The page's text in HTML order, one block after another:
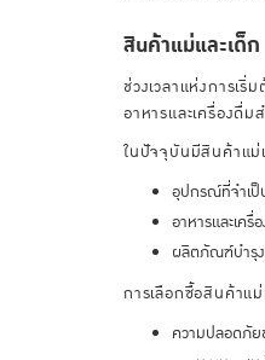
สินค้าแม่และเด็ก
ช่วงเวลาแห่งการเ
อาหารและเครื่องดื่
ในปัจจุบันมีสินค้าแม่
อุปกรณ์ที่จำเป็
อาหารและเค
ผลิตภัณฑ์บำรุ
การเลือกซื้อสินค้าแ
ความปลอดภั